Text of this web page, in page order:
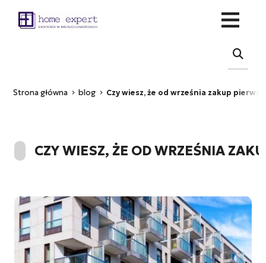
Strona główna blog Czy wiesz, że od września zakup
CZY WIESZ, ŻE OD WRZEŚNIA